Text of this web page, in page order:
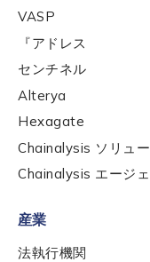
to send you
services,
privacy policy
Submit
VASP
『アドレス
センチネル
Alterya
Hexagate
Chainalysis ソリュー
Chainalysis エージ
産業
法執行機関